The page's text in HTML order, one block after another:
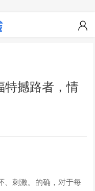
特撼路者，情
、刺激。的确，对于每